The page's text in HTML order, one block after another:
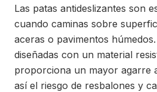
Las patas antideslizantes son
cuando caminas sobre
aceras o pavimentos
diseñadas con un material
proporciona un mayor agarre
así el riesgo de resbalones y